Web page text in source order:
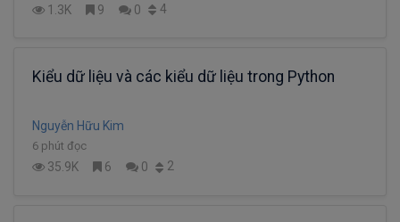
1.3K 9 0 4
Kiểu dữ liệu và các kiểu dữ liệu trong Python
Nguyễn Hữu Kim
6 phút đọc
35.9K 6 0 2